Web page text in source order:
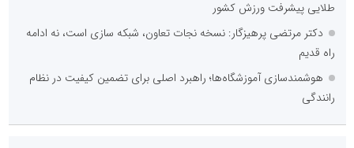
طلایی پیشرفت ورزش کشور
دکتر مرتضی پرهیزگار: نسخه نجات تعاون، شبکه سازی است، نه ادامه
راه قدیم
هوشمندسازی آموزشگاه‌ها؛ راهبرد اصلی برای تضمین کیفیت در نظام
رانندگی